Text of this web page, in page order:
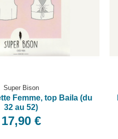
Super Bison
Femme, top Baila (du
32 au 52)
17,90 €